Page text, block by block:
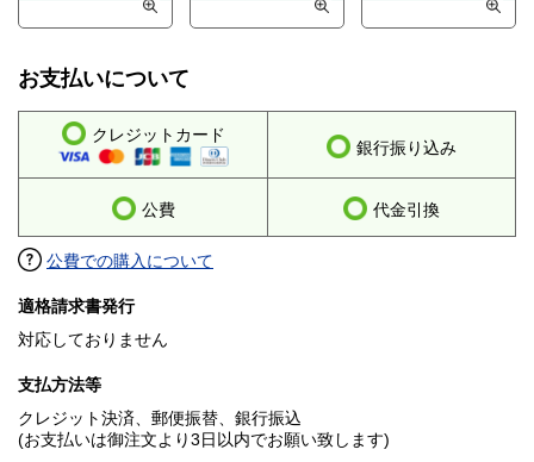
お支払いについて
クレジットカード
銀行振り込み
公費 代金引換
公費での購入について
適格請求書発行
対応しておりません
支払方法等
クレジット決済、郵便振替、銀行振込
(お支払いは御注文より3日以内でお願い致します)